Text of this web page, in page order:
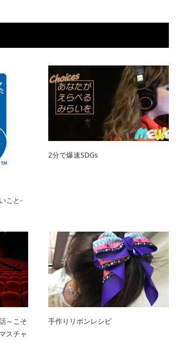
こと-
2分で爆速SDGs
～こそ
スチャ
手作りリボンレシピ